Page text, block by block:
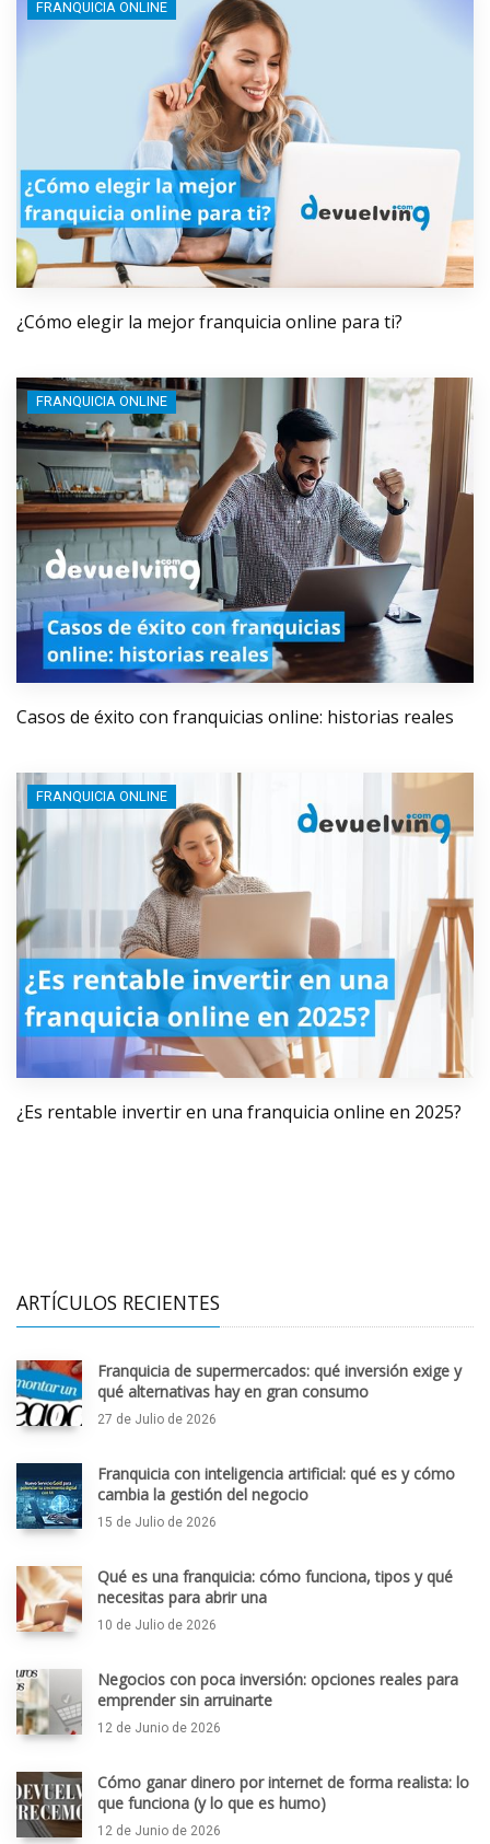
FRANQUICIA ONLINE
¿Cómo elegir la mejor franquicia online para ti?
FRANQUICIA ONLINE
Casos de éxito con franquicias online: historias reales
FRANQUICIA ONLINE
¿Es rentable invertir en una franquicia online en 2025?
ARTÍCULOS RECIENTES
Franquicia de supermercados: qué inversión exige y
qué alternativas hay en gran consumo
27 de Julio de 2026
Franquicia con inteligencia artificial: qué es y cómo
cambia la gestión del negocio
15 de Julio de 2026
Qué es una franquicia: cómo funciona, tipos y qué
necesitas para abrir una
10 de Julio de 2026
Negocios con poca inversión: opciones reales para
emprender sin arruinarte
12 de Junio de 2026
Cómo ganar dinero por internet de forma realista: lo
que funciona (y lo que es humo)
12 de Junio de 2026